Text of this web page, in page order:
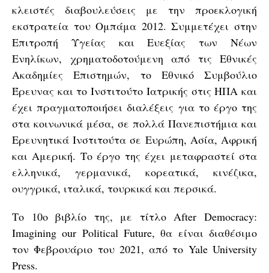
κλειστές διαβουλεύσεις με την προεκλογική
εκστρατεία του Ομπάμα 2012. Συμμετέχει στην
Επιτροπή Υγείας και Ευεξίας των Νέων
Ενηλίκων, χρηματοδοτούμενη από τις Εθνικές
Ακαδημίες Επιστημών, το Εθνικό Συμβούλιο
Έρευνας και το Ινστιτούτο Ιατρικής στις ΗΠΑ και
έχει πραγματοποιήσει διαλέξεις για το έργο της
στα κοινωνικά μέσα, σε πολλά Πανεπιστήμια και
Ερευνητικά Ινστιτούτα σε Ευρώπη, Ασία, Αφρική
και Αμερική. Το έργο της έχει μεταφραστεί στα
ελληνικά, γερμανικά, κορεατικά, κινέζικα,
ουγγρικά, ιταλικά, τουρκικά και περσικά.
Το 10ο βιβλίο της, με τίτλο After Democracy:
Imagining our Political Future, θα είναι διαθέσιμο
τον Φεβρουάριο του 2021, από το Yale University
Press.